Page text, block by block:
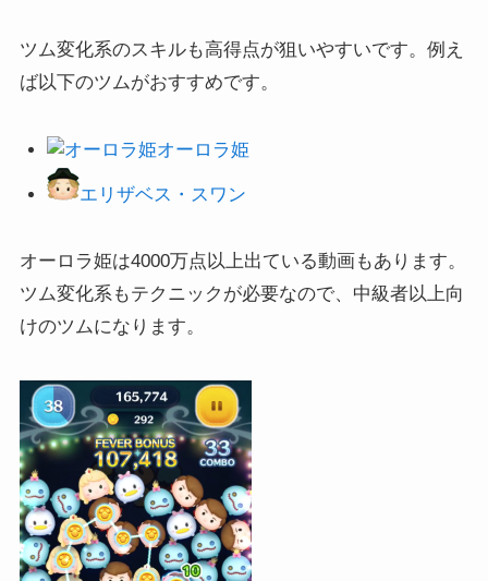
ツム変化系のスキルも高得点が狙いやすいです。例え
ば以下のツムがおすすめです。
オーロラ姫
エリザベス・スワン
オーロラ姫は4000万点以上出ている動画もあります。
ツム変化系もテクニックが必要なので、中級者以上向
けのツムになります。